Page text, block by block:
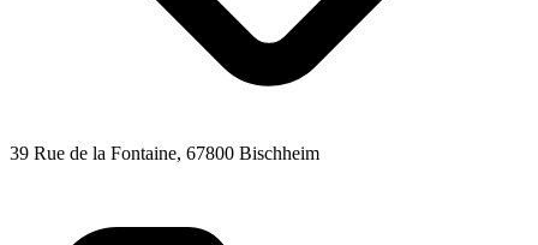
39 Rue de la Fontaine, 67800 Bischheim